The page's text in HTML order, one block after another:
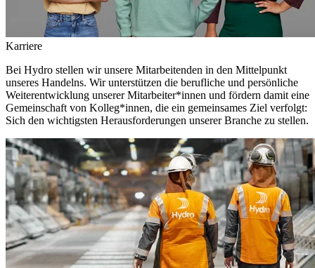
Karriere
Bei Hydro stellen wir unsere Mitarbeitenden in den Mittelpunkt
unseres Handelns. Wir unterstützen die berufliche und persönliche
Weiterentwicklung unserer Mitarbeiter*innen und fördern damit eine
Gemeinschaft von Kolleg*innen, die ein gemeinsames Ziel verfolgt:
Sich den wichtigsten Herausforderungen unserer Branche zu stellen.